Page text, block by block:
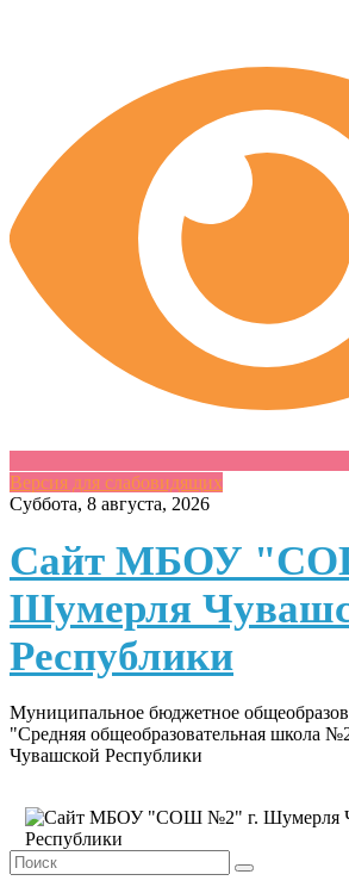
Версия для слабовидящих
Skip
content
Суббота, 8 августа, 2026
Сайт МБОУ
Шумерля
Республики
Муниципальное бюджетное
"Средняя общеобразовательная школа
Чувашской Республики